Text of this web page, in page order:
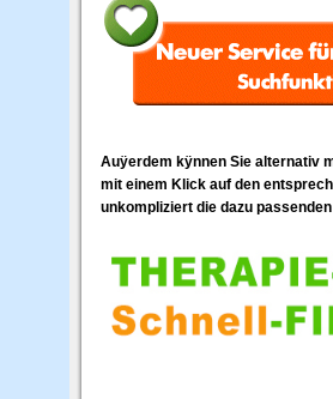
Auÿerdem kÿnnen Sie alternativ
mit einem Klick auf den
unkompliziert die dazu